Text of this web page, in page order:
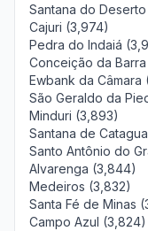
Santana do Deserto
Cajuri (3,974)
Pedra do Indaiá
Conceição da
Ewbank da Câmara
São Geraldo da
Minduri (3,893)
Santana de
Santo Antônio do
Alvarenga (3,844)
Medeiros (3,832)
Santa Fé de Minas
Campo Azul (3,824)